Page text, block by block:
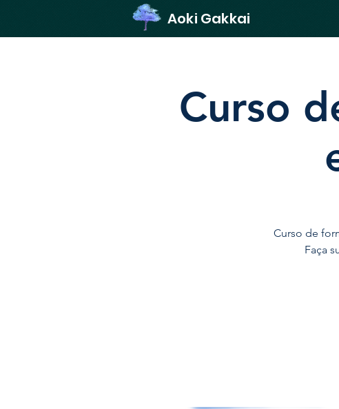
Aoki Gakkai
Curso
Curso de
Faça